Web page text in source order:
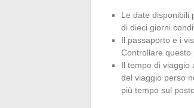
Le date disponibili
di dieci giorni
Il passaporto e i
Controllare questo
Il tempo di viaggio
del viaggio perso
più tempo sul